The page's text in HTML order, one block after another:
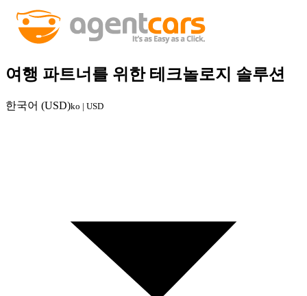
여행 파트너를 위한 테크놀로지 솔루션
한국어 (USD)ko | USD